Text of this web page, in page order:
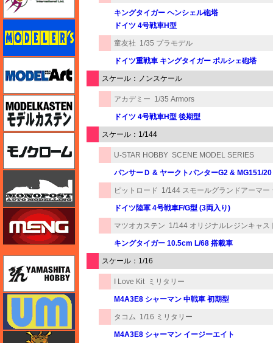
キングタイガー ヘンシェル砲塔
ドイツ 4号戦車H型
童友社 1/35 プラモデル
ドイツ重戦車 キングタイガー ポルシェ砲塔
スケール：ノンスケール
アカデミー 1/35 Armors
ドイツ 4号戦車H型 後期型
スケール：1/144
U-STAR HOBBY SCENE MODEL SERIES
パンサーＤ & ヤークトパンターG2 & MG151/
ピットロード 1/144 スモールグランドアーマー
ドイツ陸軍 4号戦車F/G型 (3両入り)
マツオカステン 1/144 オリジナルレジンキャス
キングタイガー 10.5cm L/68 搭載車
スケール：1/16
I Love Kit ミリタリー
M4A3E8 シャーマン 中戦車 初期型
タコム 1/16 ミリタリー
M4A3E8 シャーマン イージーエイト
モデルアート
モデルカステン
モノクローム
モンモデル（MENG MODEL）
ユニモデル
ライオンロア（LionRoar）